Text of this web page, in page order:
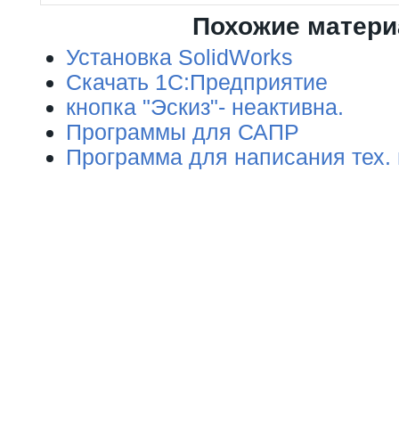
Похожие
Установка SolidWorks
Скачать 1С:Предприятие
кнопка "Эскиз"- неактивна.
Программы для САПР
Программа для написания тех.